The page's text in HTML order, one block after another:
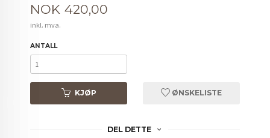
Pris
NOK 420,00
inkl. mva.
ANTALL
KJØP ØNSKELISTE
DEL DETTE